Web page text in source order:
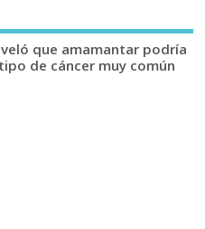
que amamantar podría
de cáncer muy común